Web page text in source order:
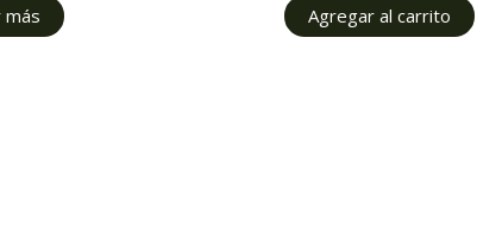
más Agregar al carrito